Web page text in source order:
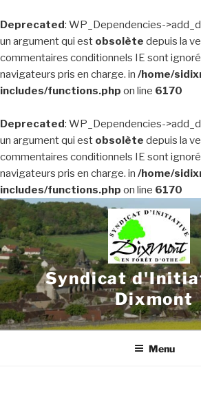
Deprecated: WP_Dependencies-
un argument qui est obsolète depuis la
commentaires conditionnels IE sont
navigateurs pris en charge. in /home/
includes/functions.php on line 6170
Deprecated: WP_Dependencies-
un argument qui est obsolète depuis la
commentaires conditionnels IE sont
navigateurs pris en charge. in /home/
includes/functions.php on line 6170
Aller
au
contenu
principal
Syndicat
Dixmont
Menu